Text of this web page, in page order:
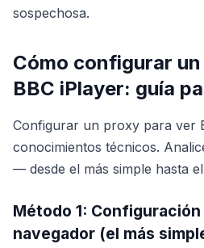
sospechosa.
Cómo configurar
BBC iPlayer: guía
Configurar un proxy para ver
conocimientos técnicos.
— desde el más simple hasta
Método 1:
navegador (el más